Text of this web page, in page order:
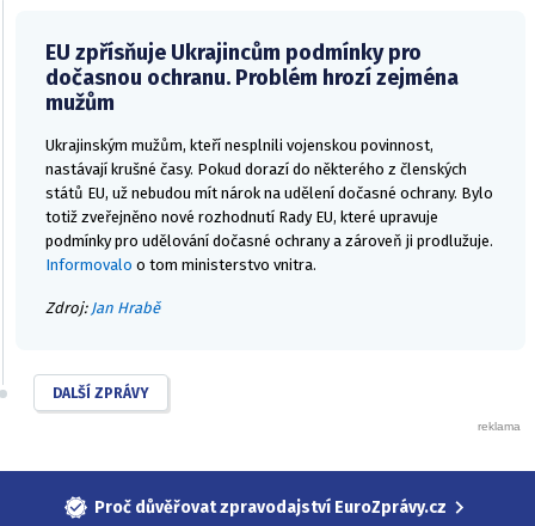
EU zpřísňuje Ukrajincům podmínky pro
dočasnou ochranu. Problém hrozí zejména
mužům
Ukrajinským mužům, kteří nesplnili vojenskou povinnost,
nastávají krušné časy. Pokud dorazí do některého z členských
států EU, už nebudou mít nárok na udělení dočasné ochrany. Bylo
totiž zveřejněno nové rozhodnutí Rady EU, které upravuje
podmínky pro udělování dočasné ochrany a zároveň ji prodlužuje.
Informovalo o tom ministerstvo vnitra.
Zdroj: Jan Hrabě
DALŠÍ ZPRÁVY
Proč důvěřovat zpravodajství EuroZprávy.cz